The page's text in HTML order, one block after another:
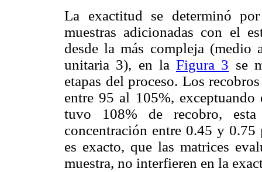
La exactitud se determinó
muestras adicionadas con el
desde la más compleja (medio
unitaria 3), en la Figura 3 se
etapas del proceso. Los
entre 95 al 105%,
tuvo 108% de recobro,
concentración entre 0.45 y 0.75
es exacto, que las matrices
muestra, no interfieren en la